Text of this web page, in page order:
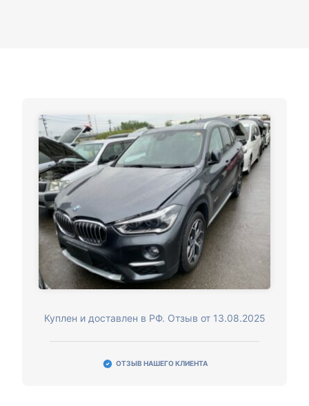
Куплен и доставлен в РФ. Отзыв от 13.08.2025
ОТЗЫВ НАШЕГО КЛИЕНТА